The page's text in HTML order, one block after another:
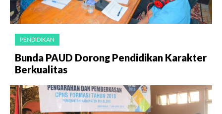
PENDIDIKAN
Bunda PAUD Dorong Pendidikan Karakter
Berkualitas